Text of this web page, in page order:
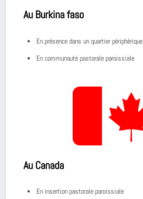
Au Burkina faso
En présence dans un quartier périphérique
En communauté pastorale paroissiale
Au Canada
En insertion pastorale paroissiale